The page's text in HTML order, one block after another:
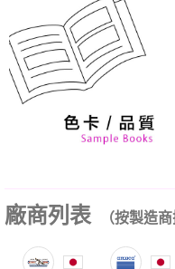
廠商列表 （按製造